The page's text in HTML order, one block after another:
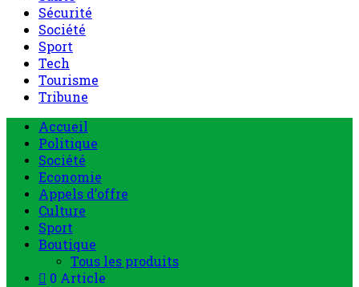
Sécurité
Société
Sport
Tech
Tourisme
Tribune
Accueil
Politique
Société
Economie
Appels d’offre
Culture
Sport
Boutique
Tous les produits
0 Article